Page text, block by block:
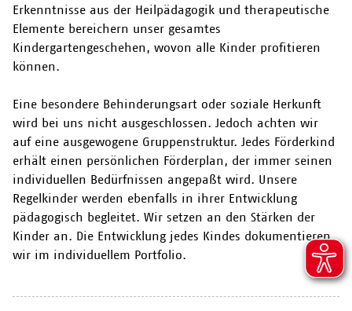
Erkenntnisse aus der Heilpädagogik und therapeutische
Elemente bereichern unser gesamtes
Kindergartengeschehen, wovon alle Kinder profitieren
können.
Eine besondere Behinderungsart oder soziale Herkunft
wird bei uns nicht ausgeschlossen. Jedoch achten wir
auf eine ausgewogene Gruppenstruktur. Jedes Förderkind
erhält einen persönlichen Förderplan, der immer seinen
individuellen Bedürfnissen angepaßt wird. Unsere
Regelkinder werden ebenfalls in ihrer Entwicklung
pädagogisch begleitet. Wir setzen an den Stärken der
Kinder an. Die Entwicklung jedes Kindes dokumentieren
wir im individuellem Portfolio.